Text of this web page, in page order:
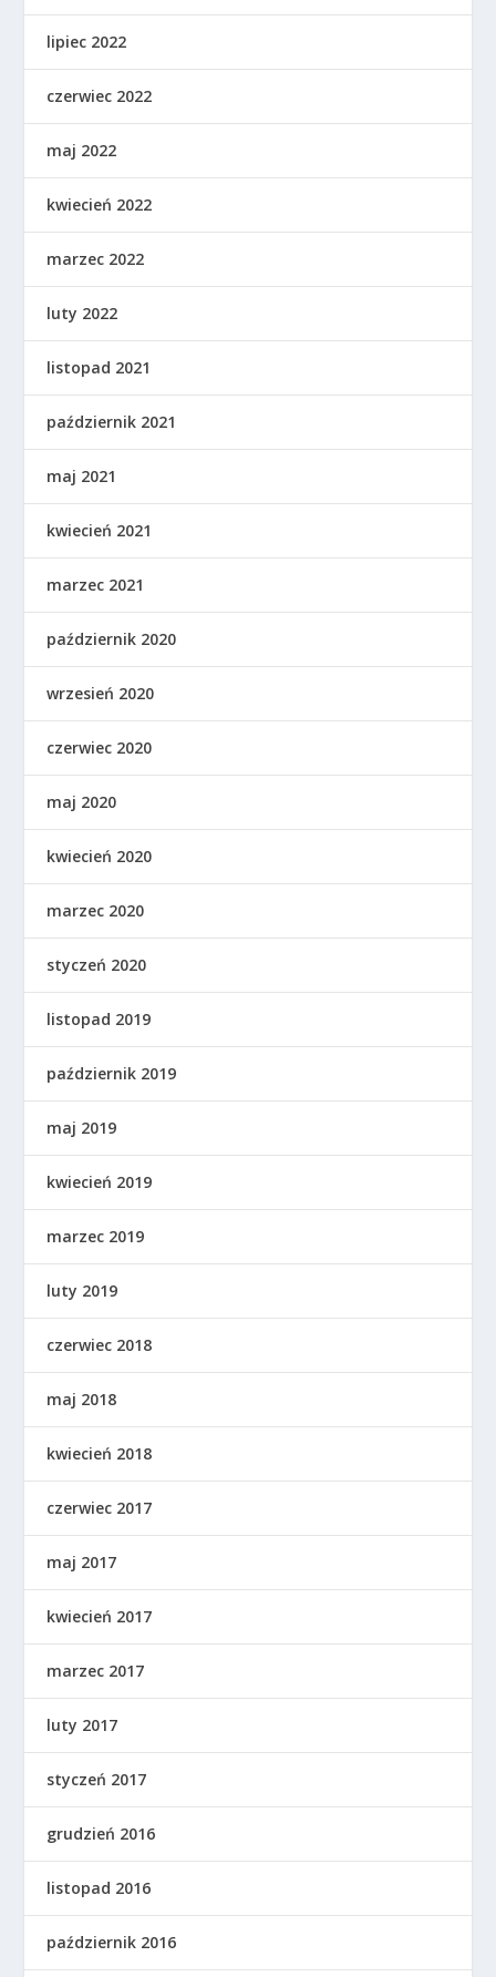
lipiec 2022
czerwiec 2022
maj 2022
kwiecień 2022
marzec 2022
luty 2022
listopad 2021
październik 2021
maj 2021
kwiecień 2021
marzec 2021
październik 2020
wrzesień 2020
czerwiec 2020
maj 2020
kwiecień 2020
marzec 2020
styczeń 2020
listopad 2019
październik 2019
maj 2019
kwiecień 2019
marzec 2019
luty 2019
czerwiec 2018
maj 2018
kwiecień 2018
czerwiec 2017
maj 2017
kwiecień 2017
marzec 2017
luty 2017
styczeń 2017
grudzień 2016
listopad 2016
październik 2016